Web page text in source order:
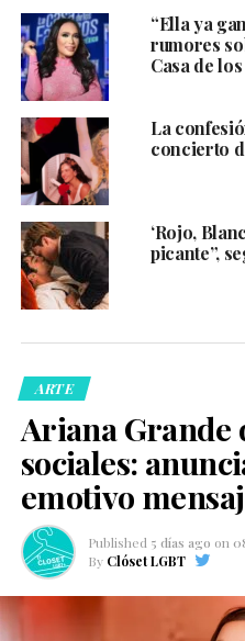
“Ella ya
rumores
Casa de
La
concierto
‘Rojo,
picante”,
ARTE
Ariana Grande
sociales:
emotivo
Published 5 días ago on
By Clóset LGBT